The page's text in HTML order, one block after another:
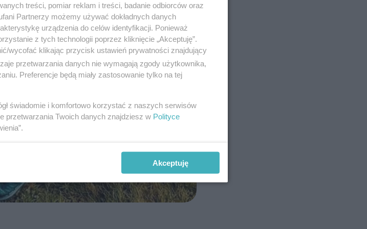
treści, pomiar reklam i treści, badanie odbiorców oraz
Partnerzy możemy używać dokładnych danych
urządzenia do celów identyfikacji. Ponieważ
z tych technologii poprzez kliknięcie „Akceptuję”.
wycofać klikając przycisk ustawień prywatności znajdujący
przetwarzania danych nie wymagają zgody użytkownika,
Preferencje będą miały zastosowanie tylko na tej
świadomie i komfortowo korzystać z naszych serwisów
przetwarzania Twoich danych znajdziesz w Polityce
Akceptuję